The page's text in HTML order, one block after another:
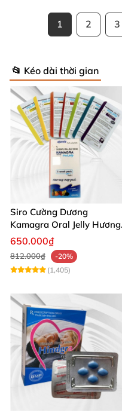
1 2 3
📂 Kéo dài thời gian
Siro Cường Dương
Kamagra Oral Jelly Hương
Trái Cây Một Hộp 7 Gói
650.000₫
812.000₫
-20%
(1,405)